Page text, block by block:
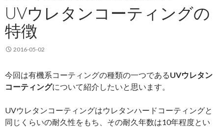
UVウレタンコーティングの
特徴
2016-05-02
今回は有機系コーティングの種類の一つであるUVウレタン
コーティングについて紹介したいと思います。
UVウレタンコーティングはウレタンハードコーティングと
同じくらいの耐久性をもち、その耐久年数は10年程度とい